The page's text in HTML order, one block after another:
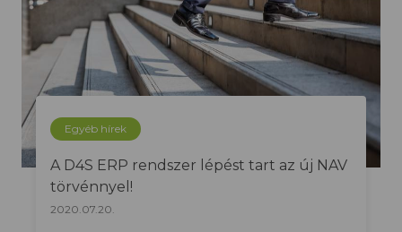
Egyéb hírek
A D4S ERP rendszer lépést tart az új NAV
törvénnyel!
2020.07.20.